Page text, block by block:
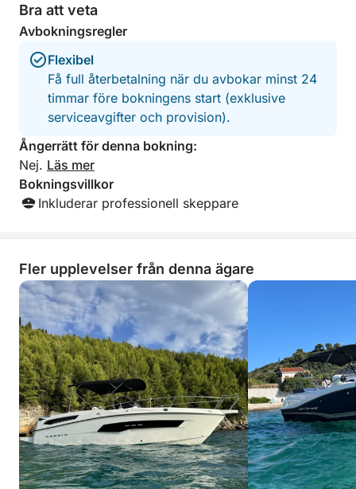
Bra att veta
Avbokningsregler
Flexibel
Få full återbetalning när du avbokar minst 24
timmar före bokningens start (exklusive
serviceavgifter och provision).
Ångerrätt för denna bokning:
Nej. Läs mer
Bokningsvillkor
Inkluderar professionell skeppare
Fler upplevelser från denna ägare